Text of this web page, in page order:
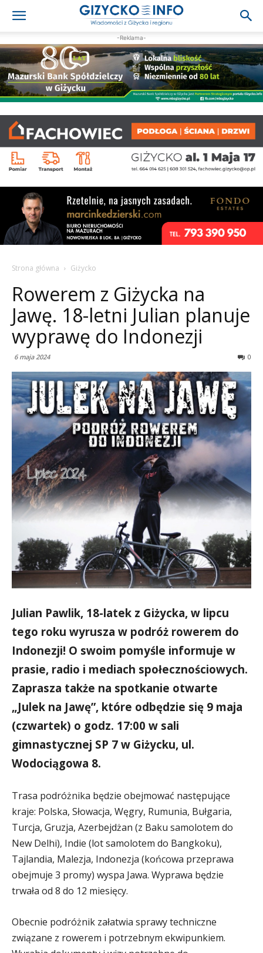
-Reklama-
Strona główna Giżycko
Rowerem z Giżycka na
Jawę. 18-letni Julian planuje
wyprawę do Indonezji
6 maja 2024 0
Julian Pawlik, 18-latek z Giżycka, w lipcu
tego roku wyrusza w podróż rowerem do
Indonezji! O swoim pomyśle informuje w
prasie, radio i mediach społecznościowych.
Zaprasza także na spotkanie otwarte
„Julek na Jawę”, które odbędzie się 9 maja
(czwartek) o godz. 17:00 w sali
gimnastycznej SP 7 w Giżycku, ul.
Wodociągowa 8.
Trasa podróżnika będzie obejmować następujące
kraje: Polska, Słowacja, Węgry, Rumunia, Bułgaria,
Turcja, Gruzja, Azerbejdżan (z Baku samolotem do
New Delhi), Indie (lot samolotem do Bangkoku),
Tajlandia, Malezja, Indonezja (końcowa przeprawa
obejmuje 3 promy) wyspa Jawa. Wyprawa będzie
trwała od 8 do 12 miesięcy.
Obecnie podróżnik załatwia sprawy techniczne
związane z rowerem i potrzebnym ekwipunkiem.